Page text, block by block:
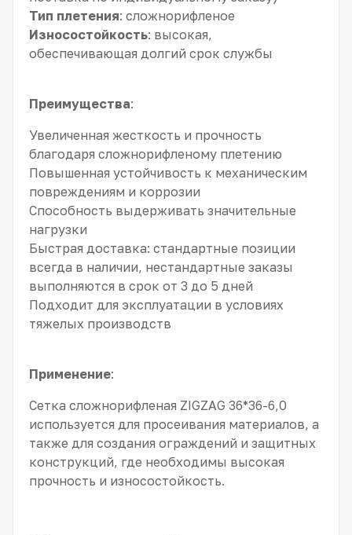
Тип плетения: сложнорифленое
Износостойкость: высокая,
обеспечивающая долгий срок службы
Преимущества:
Увеличенная жесткость и прочность
благодаря сложнорифленому плетению
Повышенная устойчивость к механическим
повреждениям и коррозии
Способность выдерживать значительные
нагрузки
Быстрая доставка: стандартные позиции
всегда в наличии, нестандартные заказы
выполняются в срок от 3 до 5 дней
Подходит для эксплуатации в условиях
тяжелых производств
Применение:
Сетка сложнорифленая ZIGZAG 36*36-6,0
используется для просеивания материалов, а
также для создания ограждений и защитных
конструкций, где необходимы высокая
прочность и износостойкость.